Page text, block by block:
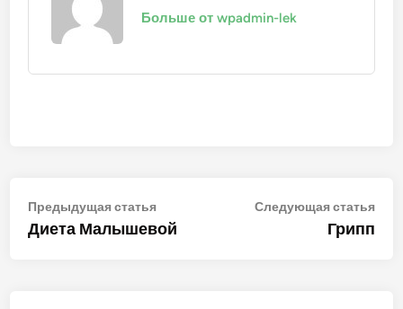
Больше от wpadmin-lek
Навигация
по
Предыдущая статьяПредыдущая
статья:
Диета Малышевой
Следующая статья
Грипп